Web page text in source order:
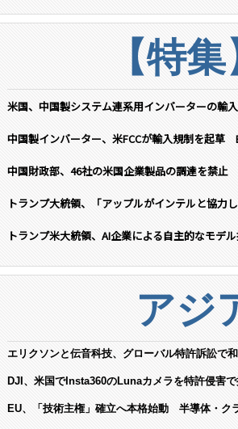
【特
米国、中国製システム連系用インバーターの輸
中国製インバーター、米FCCが輸入規制を起草
中国財政部、46社の米国企業製品の調達を禁止
トランプ大統領、「アップルがインテルと協力
トランプ米大統領、AI企業による自主的なモデ
アジ
エリクソンと伝音科技、グローバル特許訴訟で
DJI、米国でInsta360のLunaカメラを特許侵害
EU、「技術主権」確立へ本格始動 半導体・ク